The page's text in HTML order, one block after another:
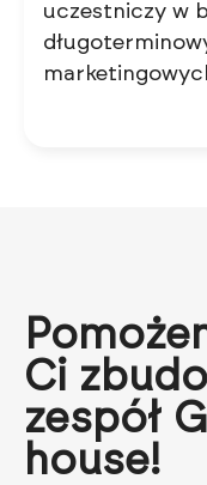
uczestniczy w
Ci
zespół
house!